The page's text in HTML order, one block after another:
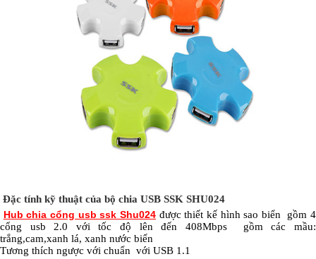
Đặc tính kỹ thuật của bộ chia USB SSK SHU024
Hub chia cổng usb ssk Shu024 được thiết kế hình sao biển gồm 4
cổng usb 2.0 với tốc độ lên đến 408Mbps gồm các mầu:
trắng,cam,xanh lá, xanh nước biển
Tương thích ngược với chuẩn với USB 1.1